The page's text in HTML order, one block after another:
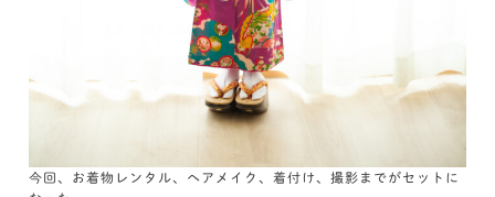
今回、お着物レンタル、ヘアメイク、着付け、撮影までがセットに